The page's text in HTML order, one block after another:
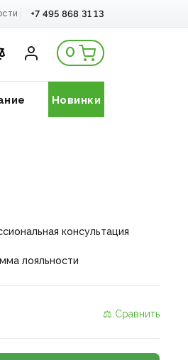
+7 495 868 31 13
0
Новинки
консультация
лояльности
⚖ Сравнить